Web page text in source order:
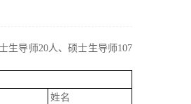
生导师20人、硕士生导师107
姓名